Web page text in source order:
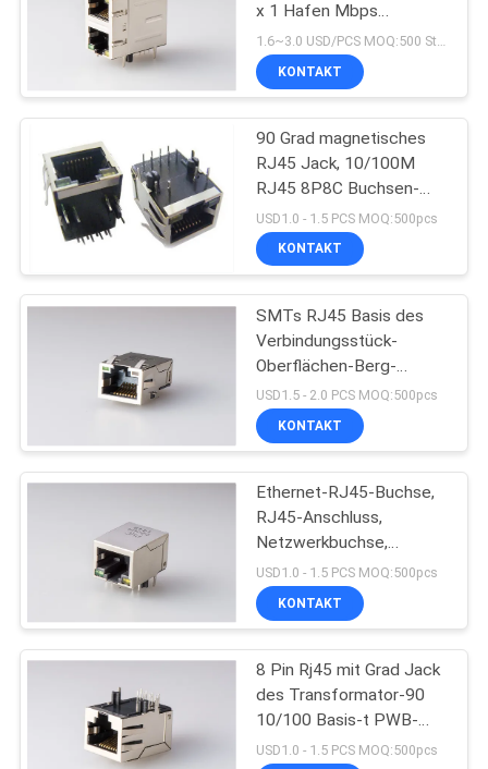
SMD RJ45
POE Rj45 Jack
Verbindungsstück
RJ45 USB
USB-Buchse
5
x 1 Hafen Mbps
10/100/1000
KONTAKT
90 Grad magnetisches
RJ45 Jack, 10/100M
RJ45 8P8C Buchsen-
Seite
USD1.0 - 1.5 PCS MOQ:500pcs
KONTAKT
SMTs RJ45 Basis des
Verbindungsstück-
Oberflächen-Berg-
10/100 - T weibliches
PWB Jack
USD1.5 - 2.0 PCS MOQ:500pcs
KONTAKT
Ethernet-RJ45-Buchse,
RJ45-Anschluss,
Netzwerkbuchse,
Buchse, Seite mit LED
USD1.0 - 1.5 PCS MOQ:500pcs
KONTAKT
8 Pin Rj45 mit Grad Jack
des Transformator-90
10/100 Basis-t PWB-
Filter abgeschirmt
USD1.0 - 1.5 PCS MOQ:500pcs